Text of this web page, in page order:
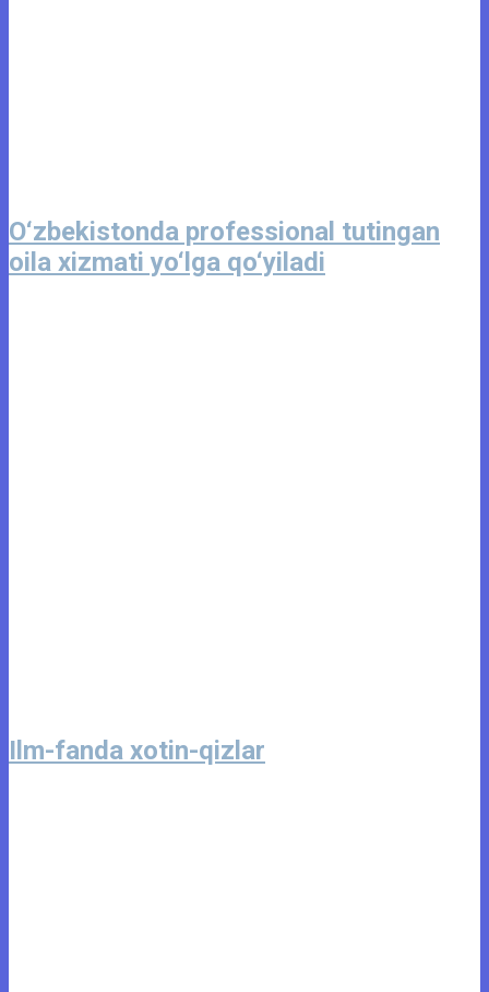
O‘zbekistonda professional tutingan
oila xizmati yo‘lga qo‘yiladi
Ilm-fanda xotin-qizlar